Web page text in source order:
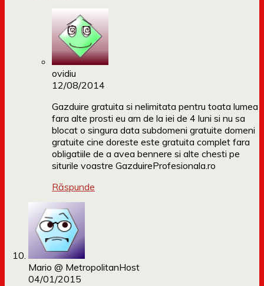
ovidiu
12/08/2014
Gazduire gratuita si nelimitata pentru toata lumea
fara alte prosti eu am de la iei de 4 luni si nu sa
blocat o singura data subdomeni gratuite domeni
gratuite cine doreste este gratuita complet fara
obligatiile de a avea bennere si alte chesti pe
siturile voastre GazduireProfesionala.ro
Răspunde
Mario @ MetropolitanHost
04/01/2015